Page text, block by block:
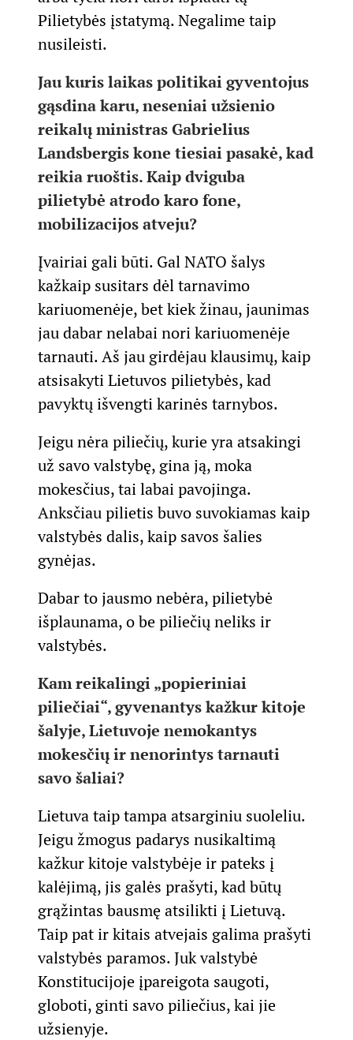
Pilietybės įstatymą. Negalime taip
nusileisti.
Jau kuris laikas politikai gyventojus
gąsdina karu, neseniai užsienio
reikalų ministras Gabrielius
Landsbergis kone tiesiai pasakė, kad
reikia ruoštis. Kaip dviguba
pilietybė atrodo karo fone,
mobilizacijos atveju?
Įvairiai gali būti. Gal NATO šalys
kažkaip susitars dėl tarnavimo
kariuomenėje, bet kiek žinau, jaunimas
jau dabar nelabai nori kariuomenėje
tarnauti. Aš jau girdėjau klausimų, kaip
atsisakyti Lietuvos pilietybės, kad
pavyktų išvengti karinės tarnybos.
Jeigu nėra piliečių, kurie yra atsakingi
už savo valstybę, gina ją, moka
mokesčius, tai labai pavojinga.
Anksčiau pilietis buvo suvokiamas kaip
valstybės dalis, kaip savos šalies
gynėjas.
Dabar to jausmo nebėra, pilietybė
išplaunama, o be piliečių neliks ir
valstybės.
Kam reikalingi „popieriniai
piliečiai“, gyvenantys kažkur kitoje
šalyje, Lietuvoje nemokantys
mokesčių ir nenorintys tarnauti
savo šaliai?
Lietuva taip tampa atsarginiu suoleliu.
Jeigu žmogus padarys nusikaltimą
kažkur kitoje valstybėje ir pateks į
kalėjimą, jis galės prašyti, kad būtų
grąžintas bausmę atsilikti į Lietuvą.
Taip pat ir kitais atvejais galima prašyti
valstybės paramos. Juk valstybė
Konstitucijoje įpareigota saugoti,
globoti, ginti savo piliečius, kai jie
užsienyje.